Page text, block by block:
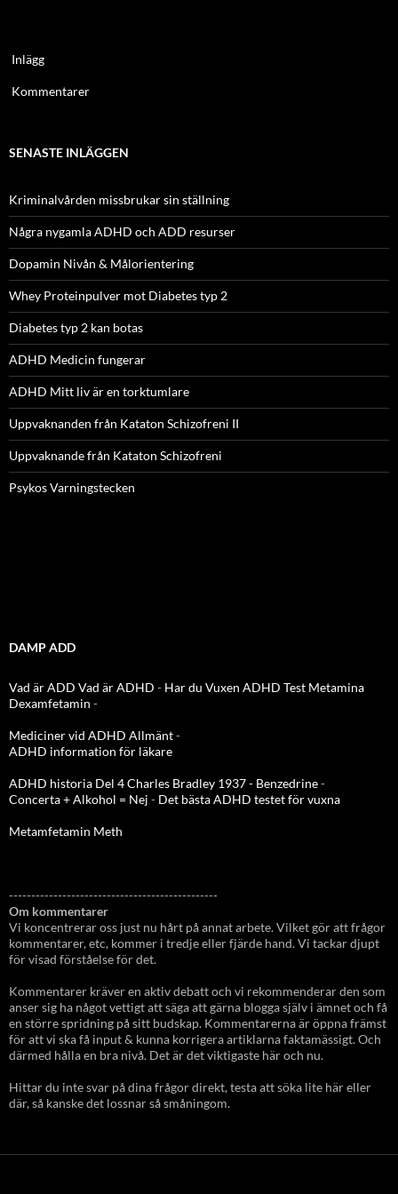
Inlägg
Kommentarer
SENASTE INLÄGGEN
Kriminalvården missbrukar sin ställning
Några nygamla ADHD och ADD resurser
Dopamin Nivån & Målorientering
Whey Proteinpulver mot Diabetes typ 2
Diabetes typ 2 kan botas
ADHD Medicin fungerar
ADHD Mitt liv är en torktumlare
Uppvaknanden från Kataton Schizofreni II
Uppvaknande från Kataton Schizofreni
Psykos Varningstecken
DAMP ADD
Vad är ADD Vad är ADHD - Har du Vuxen ADHD Test Metamina
Dexamfetamin -
Mediciner vid ADHD Allmänt-
ADHD information för läkare
ADHD historia Del 4 Charles Bradley 1937 - Benzedrine-
Concerta + Alkohol = Nej - Det bästa ADHD testet för vuxna
Metamfetamin Meth
-----------------------------------------------
Om kommentarer
Vi koncentrerar oss just nu hårt på annat arbete. Vilket gör att frågor
kommentarer, etc, kommer i tredje eller fjärde hand. Vi tackar djupt
för visad förståelse för det.
Kommentarer kräver en aktiv debatt och vi rekommenderar den som
anser sig ha något vettigt att säga att gärna blogga själv i ämnet och få
en större spridning på sitt budskap. Kommentarerna är öppna främst
för att vi ska få input & kunna korrigera artiklarna faktamässigt. Och
därmed hålla en bra nivå. Det är det viktigaste här och nu.
Hittar du inte svar på dina frågor direkt, testa att söka lite här eller
där, så kanske det lossnar så småningom.